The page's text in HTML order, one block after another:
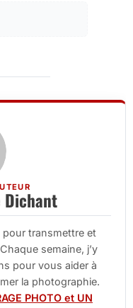
Dichant
pour transmettre et
semaine, j’y
pour vous aider à
la photographie.
PHOTO et UN